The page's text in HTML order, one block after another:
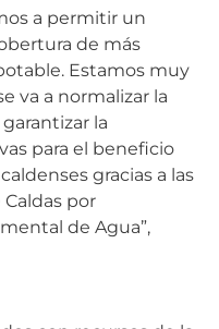
a permitir un
de más
Estamos muy
va a normalizar la
la
para el beneficio
gracias a las
por
de Agua”,